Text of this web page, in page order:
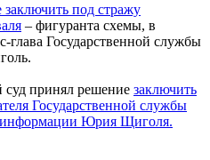
под стражу
– фигуранта схемы, в
глава Государственной службы
принял решение заключить
Государственной службы
информации Юрия Щиголя.